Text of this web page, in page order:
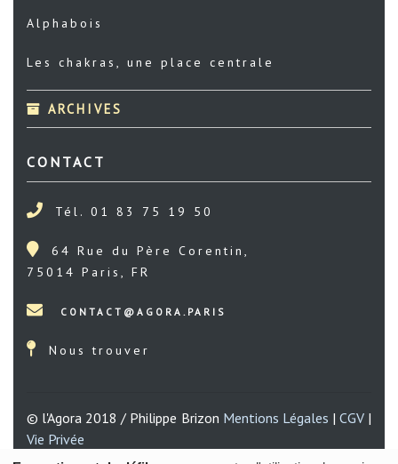
Alphabois
Les chakras, une place centrale
ARCHIVES
CONTACT
Tél. 01 83 75 19 50
64 Rue du Père Corentin,
75014 Paris, FR
Nous trouver
© l'Agora 2018 / Philippe Brizon Mentions Légales | CGV|
Vie Privée
Une réalisation deGil FOURGEAUD